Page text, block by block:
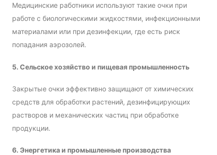
Медицинские работники используют такие очки при
работе с биологическими жидкостями, инфекционными
материалами или при дезинфекции, где есть риск
попадания аэрозолей.
5. Сельское хозяйство и пищевая промышленность
Закрытые очки эффективно защищают от химических
средств для обработки растений, дезинфицирующих
растворов и механических частиц при обработке
продукции.
6. Энергетика и промышленные производства